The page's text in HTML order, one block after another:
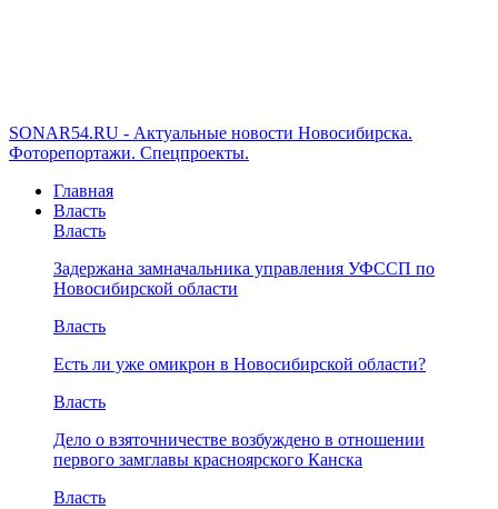
SONAR54.RU - Актуальные новости Новосибирска.
Фоторепортажи. Спецпроекты.
Главная
Власть
Власть
Задержана замначальника управления УФССП по
Новосибирской области
Власть
Есть ли уже омикрон в Новосибирской области?
Власть
Дело о взяточничестве возбуждено в отношении
первого замглавы красноярского Канска
Власть